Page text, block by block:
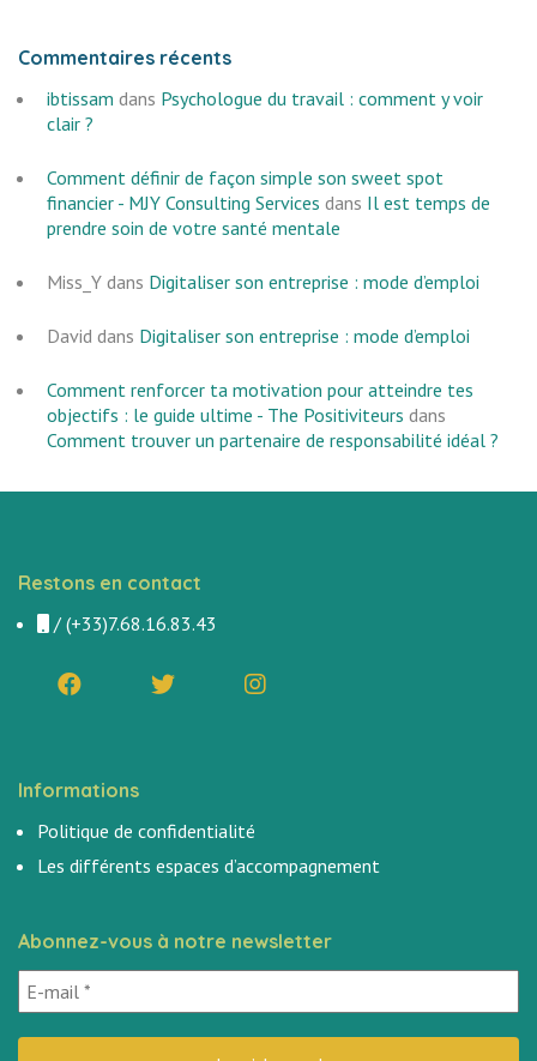
Commentaires récents
ibtissam dans Psychologue du travail : comment y voir
clair ?
Comment définir de façon simple son sweet spot
financier - MJY Consulting Services dans Il est temps de
prendre soin de votre santé mentale
Miss_Y dans Digitaliser son entreprise : mode d’emploi
David dans Digitaliser son entreprise : mode d’emploi
Comment renforcer ta motivation pour atteindre tes
objectifs : le guide ultime - The Positiviteurs dans
Comment trouver un partenaire de responsabilité idéal ?
Restons en contact
/ (+33)7.68.16.83.43
Informations
Politique de confidentialité
Les différents espaces d’accompagnement
Abonnez-vous à notre newsletter